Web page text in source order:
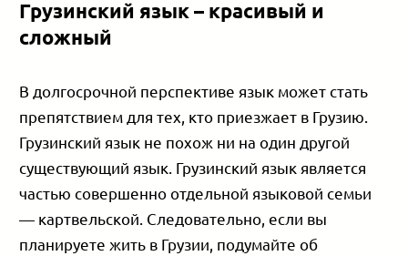
Грузинский язык – красивый и
сложный
В долгосрочной перспективе язык может стать
препятствием для тех, кто приезжает в Грузию.
Грузинский язык не похож ни на один другой
существующий язык. Грузинский язык является
частью совершенно отдельной языковой семьи
— картвельской. Следовательно, если вы
планируете жить в Грузии, подумайте об